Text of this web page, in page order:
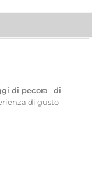
di pecora , di
di gusto